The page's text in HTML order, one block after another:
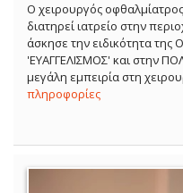
Ο χειρουργός
διατηρεί ιατρείο στην
άσκησε την ειδικότητα της
'ΕΥΑΓΓΕΛΙΣΜΟΣ' και στην
μεγάλη εμπειρία στη
πληροφορίες